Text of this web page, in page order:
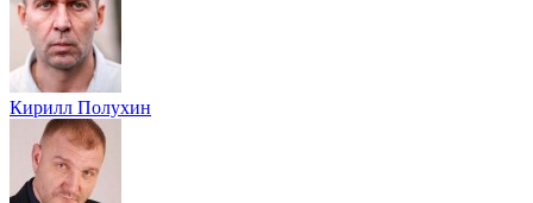
Кирилл Полухин